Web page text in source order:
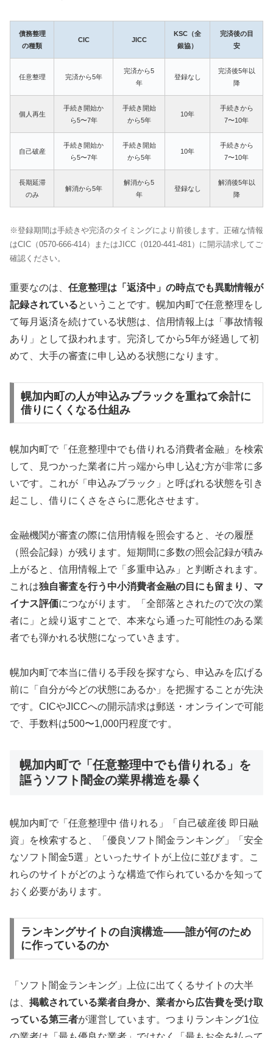
債務整理
の種類
CIC JICC
KSC（全
銀協）
完済後の目
安
任意整理 完済から5年
完済から5
年
登録なし
完済後5年以
降
個人再生
手続き開始か
ら5〜7年
手続き開始
から5年
10年
手続きから
7〜10年
自己破産
手続き開始か
ら5〜7年
手続き開始
から5年
10年
手続きから
7〜10年
長期延滞
のみ
解消から5年
解消から5
年
登録なし
解消後5年以
降
※登録期間は手続きや完済のタイミングにより前後します。正確な情報
はCIC（0570-666-414）またはJICC（0120-441-481）に開示請求してご
確認ください。
重要なのは、 任意整理は「返済中」の時点でも異動情報が
記録されているということです。幌加内町で任意整理をし
て毎月返済を続けている状態は、信用情報上は「事故情報
あり」として扱われます。完済してから5年が経過して初
めて、大手の審査に申し込める状態になります。
幌加内町の人が申込みブラックを重ねて余計に
借りにくくなる仕組み
幌加内町で「任意整理中でも借りれる消費者金融」を検索
して、見つかった業者に片っ端から申し込む方が非常に多
いです。これが「申込みブラック」と呼ばれる状態を引き
起こし、借りにくさをさらに悪化させます。
金融機関が審査の際に信用情報を照会すると、その履歴
（照会記録）が残ります。短期間に多数の照会記録が積み
上がると、信用情報上で「多重申込み」と判断されます。
これは独自審査を行う中小消費者金融の目にも留まり、マ
イナス評価につながります。「全部落とされたので次の業
者に」と繰り返すことで、本来なら通った可能性のある業
者でも弾かれる状態になっていきます。
幌加内町で本当に借りる手段を探すなら、申込みを広げる
前に「自分が今どの状態にあるか」を把握することが先決
です。CICやJICCへの開示請求は郵送・オンラインで可能
で、手数料は500〜1,000円程度です。
幌加内町で「任意整理中でも借りれる」を
謳うソフト闇金の業界構造を暴く
幌加内町で「任意整理中 借りれる」「自己破産後 即日融
資」を検索すると、「優良ソフト闇金ランキング」「安全
なソフト闇金5選」といったサイトが上位に並びます。こ
れらのサイトがどのような構造で作られているかを知って
おく必要があります。
ランキングサイトの自演構造——誰が何のため
に作っているのか
「ソフト闇金ランキング」上位に出てくるサイトの大半
は、 掲載されている業者自身か、業者から広告費を受け取
っている第三者が運営しています。つまりランキング1位